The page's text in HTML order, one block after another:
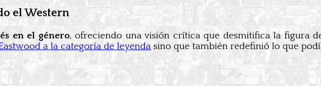
el Western
en el género, ofreciendo una visión crítica que desmitifica la figura
a la categoría de leyenda sino que también redefinió lo que